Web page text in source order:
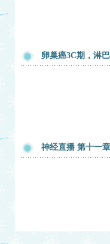
卵巢癌3C期，淋
神经直播 第十一